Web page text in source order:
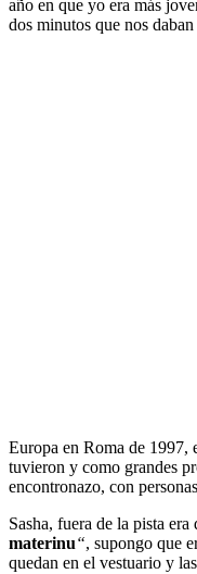
año en que yo era más
dos minutos que nos
Europa en Roma de 1997,
tuvieron y como grandes
encontronazo, con
Sasha, fuera de la pista
materinu“, supongo que
quedan en el vestuario y